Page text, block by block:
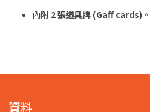
內附 2 張道具牌 (Gaff cards) 。
資料